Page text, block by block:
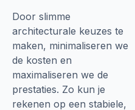
Door slimme
architecturale keuzes te
maken, minimaliseren we
de kosten en
maximaliseren we de
prestaties. Zo kun je
rekenen op een stabiele,